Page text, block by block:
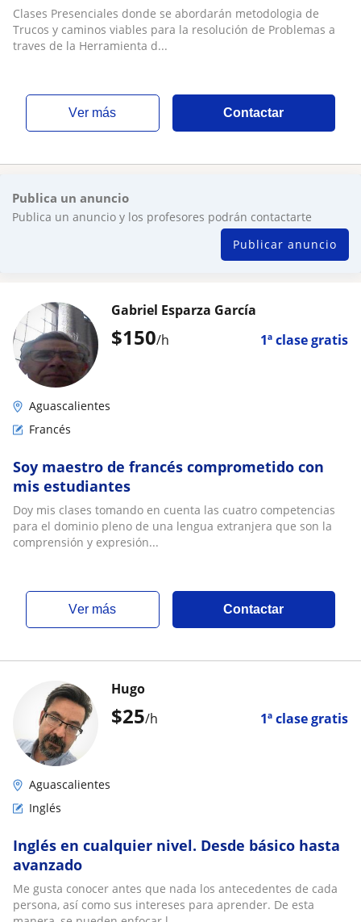
Clases Presenciales donde se abordarán metodologia de
Trucos y caminos viables para la resolución de Problemas a
traves de la Herramienta d...
ver más Contactar
Publica un anuncio
Publica un anuncio y los profesores podrán contactarte
Publicar anuncio
$150/h 1ª clase gratis
Gabriel Esparza García
Aguascalientes
Francés
Soy maestro de francés comprometido con
mis estudiantes
Doy mis clases tomando en cuenta las cuatro competencias
para el dominio pleno de una lengua extranjera que son la
comprensión y expresión...
ver más Contactar
$25/h 1ª clase gratis
Hugo
Aguascalientes
Inglés
Inglés en cualquier nivel. Desde básico hasta
avanzado
Me gusta conocer antes que nada los antecedentes de cada
persona, así como sus intereses para aprender. De esta